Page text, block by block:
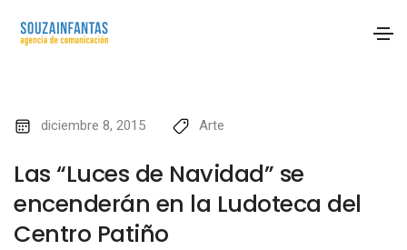
diciembre 8, 2015 Arte
Las “Luces de Navidad” se
encenderán en la Ludoteca del
Centro Patiño